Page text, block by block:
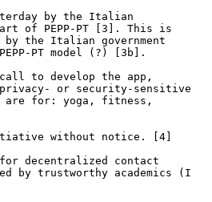
by the Italian
of PEPP-PT [3]. This is
the Italian government
PT model (?) [3b].
call to develop the app,
privacy- or security-sensitive
are for: yoga, fitness,
without notice. [4]
decentralized contact
by trustworthy academics (I